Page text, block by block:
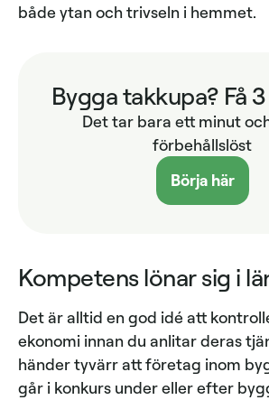
både ytan och trivseln i hemmet.
Bygga takkupa? Få
Det tar bara ett minut
förbehållslöst
Börja här
Kompetens lönar sig i
Det är alltid en god idé att
ekonomi innan du anlitar deras
händer tyvärr att företag inom
går i konkurs under eller efter